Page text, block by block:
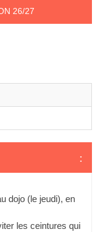
26/27
dojo (le jeudi), en
les ceintures qui